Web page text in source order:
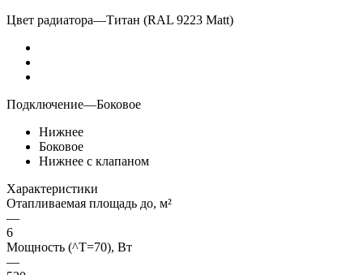
Цвет радиатора—Титан (RAL 9223 Matt)
Подключение—Боковое
Нижнее
Боковое
Нижнее с клапаном
Характеристики
Отапливаемая площадь до, м²
—
6
Мощность (^T=70), Вт
—